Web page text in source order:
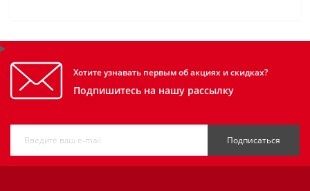
Хотите узнавать первым об акциях и скидках?
Подпишитесь на нашу рассылку
Подписаться